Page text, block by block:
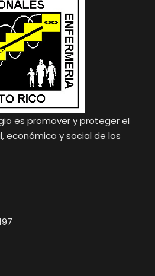
es promover y proteger el
económico y social de los